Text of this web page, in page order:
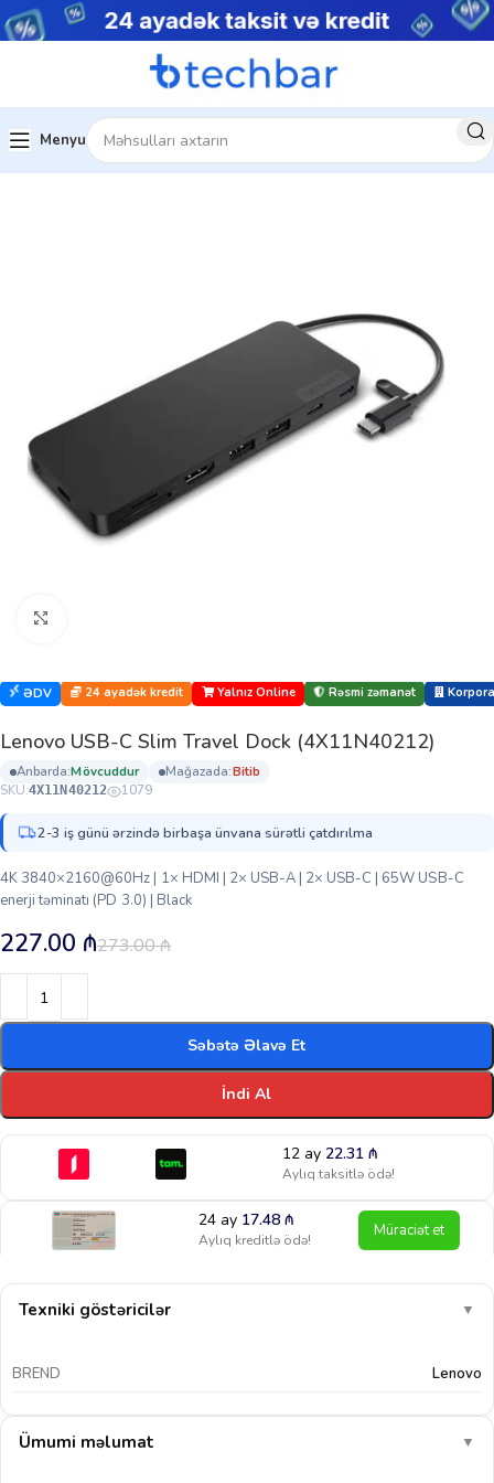
Menyu
Ev Kompüter aksesuarları Dock Station
ƏDV 24 ayadək kredit Yalnız Online Rəsmi zəmanət
Lenovo USB-C Slim Travel Dock (4X11N40212)
anbarda: mövcuddur mağazada:
bi̇ti̇b
SKU:4X11N40212 1079
2-3 iş günü ərzində birbaşa ünvana sürətli çatdırılma
4K 3840×2160@60Hz | 1× HDMI | 2× USB-A | 2× USB-C | 65W USB-C
enerji təminatı (PD 3.0) | Black
273.00₼
227.00 ₼
Səbətə Əlavə Et
İndi Al
12 ay 22.31 ₼
Aylıq taksitlə ödə!
24 ay 17.48₼
Aylıq kreditlə ödə! Müraciət et
Texniki göstəricilər ▼
BREND Lenovo
Ümumi məlumat ▼